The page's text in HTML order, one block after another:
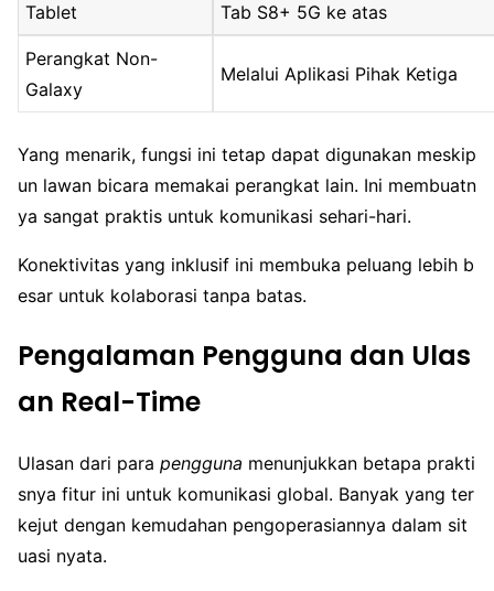
Tablet Tab S8+ 5G ke atas
Perangkat Non-
Galaxy
Melalui Aplikasi Pihak Ketiga
Yang menarik, fungsi ini tetap dapat digunakan meskip
un lawan bicara memakai perangkat lain. Ini membuatn
ya sangat praktis untuk komunikasi sehari-hari.
Konektivitas yang inklusif ini membuka peluang lebih b
esar untuk kolaborasi tanpa batas.
Pengalaman Pengguna dan Ulas
an Real-Time
Ulasan dari para pengguna menunjukkan betapa prakti
snya fitur ini untuk komunikasi global. Banyak yang ter
kejut dengan kemudahan pengoperasiannya dalam sit
uasi nyata.